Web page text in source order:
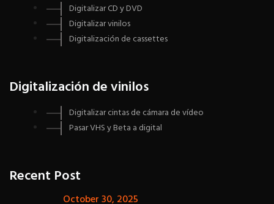
Digitalizar CD y DVD
Digitalizar vinilos
Digitalización de cassettes
Digitalización de vinilos
Digitalizar cintas de cámara de vídeo
Pasar VHS y Beta a digital
Recent Post
October 30, 2025